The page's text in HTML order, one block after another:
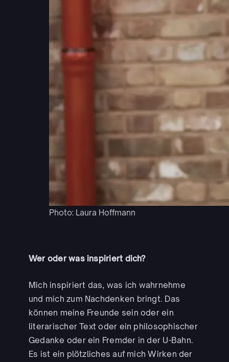
Photo: Laura Hoffmann
Wer oder was inspiriert dich?
Mich inspiriert das, was ich wahrnehme
und mich zum Nachdenken bringt. Das
können meine Freunde sein oder ein
literarischer Text oder ein philosophischer
Gedanke oder ein Fremder in der U-Bahn.
Es ist ein plötzliches auf mich Wirken der